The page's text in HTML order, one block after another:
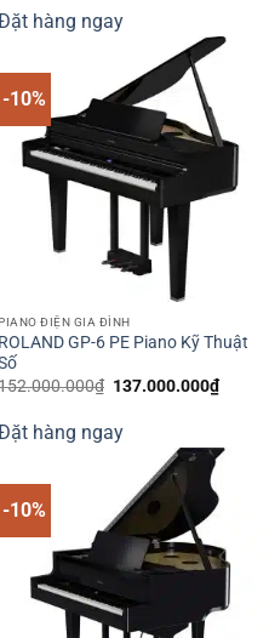
29.960.000₫.
hàng ngay
-10%
ĐIỆN GIA ĐÌNH
ROLAND GP-6 PE Piano Kỹ Thuật
₫ Giá
152.000.000₫.
137.000.000₫Giá
hiện
hàng ngay
-10%